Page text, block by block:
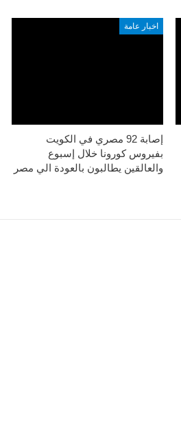
اخبار عامة
إصابة 92 مصري في الكويت
بفيروس كورونا خلال إسبوع
والعالقين يطالبون بالعودة الي مصر